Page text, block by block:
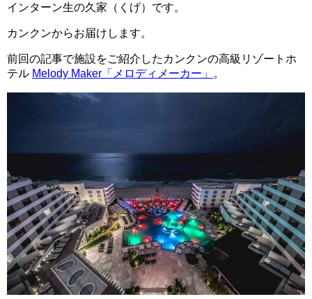
インターン生の久家（くげ）です。
カンクンからお届けします。
前回の記事で施設をご紹介したカンクンの高級リゾートホ
テル Melody Maker「メロディメーカー」 。